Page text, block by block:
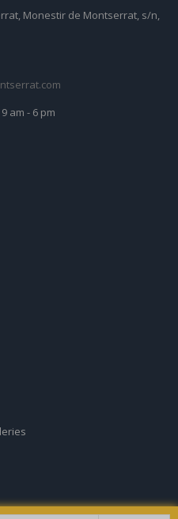
Monestir de Montserrat, s/n,
am - 6 pm